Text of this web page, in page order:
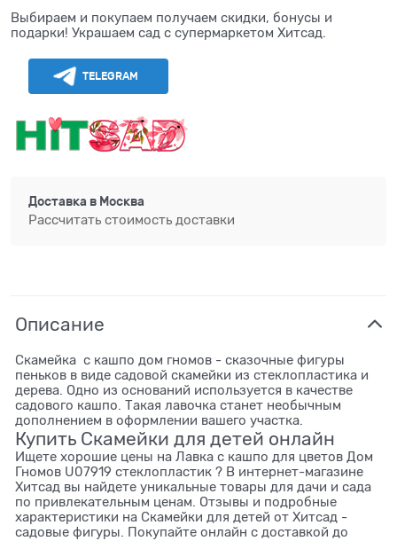
Выбираем и покупаем получаем скидки, бонусы и
подарки! Украшаем сад с супермаркетом Хитсад.
TELEGRAM
Доставка в Москва
Рассчитать стоимость доставки
Описание
Скамейка с кашпо дом гномов - сказочные фигуры
пеньков в виде садовой скамейки из стеклопластика и
дерева. Одно из оснований используется в качестве
садового кашпо. Такая лавочка станет необычным
дополнением в оформлении вашего участка.
Купить Скамейки для детей онлайн
Ищете хорошие цены на Лавка с кашпо для цветов Дом
Гномов U07919 стеклопластик ? В интернет-магазине
Хитсад вы найдете уникальные товары для дачи и сада
по привлекательным ценам. Отзывы и подробные
характеристики на Скамейки для детей от Хитсад -
садовые фигуры. Покупайте онлайн с доставкой до